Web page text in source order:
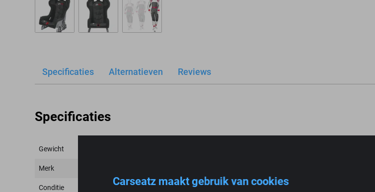
Carseatz maakt gebruik van cookies
Specificaties Alternatieven Reviews
Specificaties
Gewicht
Merk
Conditie